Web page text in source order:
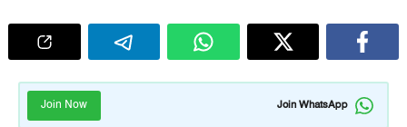
Join WhatsApp
Join Now